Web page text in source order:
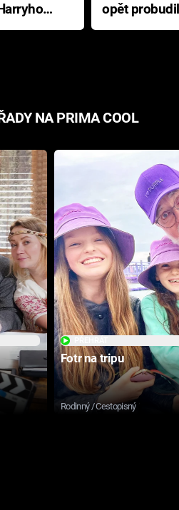
opět
přichází s
NA PRIMA COOL
Fotr na tripu
Rodinný / Cestopisný